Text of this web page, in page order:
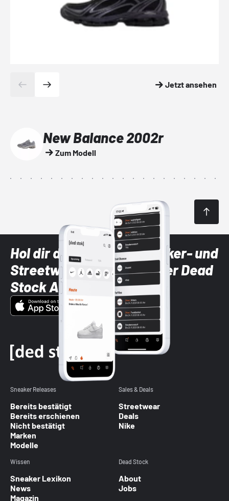
Jetzt ansehen
New Balance 2002r
Zum Modell
Hol dir die neuesten Sneaker- und
Streetwear-Brands mit der Dead
Stock App
Sneaker Releases
Bereits bestätigt
Bereits erschienen
Nicht bestätigt
Marken
Modelle
Sales & Deals
Streetwear
Deals
Nike
Wissen
Sneaker Lexikon
News
Magazin
Dead Stock
About
Jobs